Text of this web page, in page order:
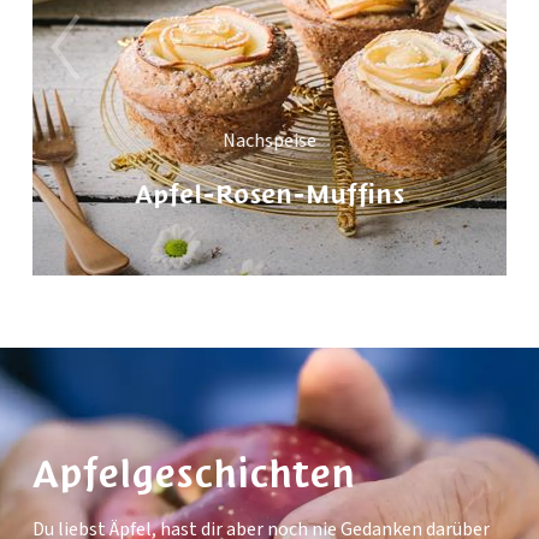
Nachspeise
Apfel-Rosen-Muffins
Apfelgeschichten
Du liebst Äpfel, hast dir aber noch nie Gedanken darüber